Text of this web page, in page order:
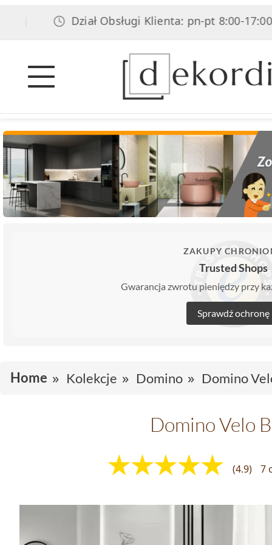
Dział Obsługi Klienta: pn-pt 8:00-17:00,
ZAKUPY
Trusted Shops
Gwarancja zwrotu pieniędzy przy
Sprawdź ochronę
Home Kolekcje Domino Domino
Domino Velo
(4.9) 7